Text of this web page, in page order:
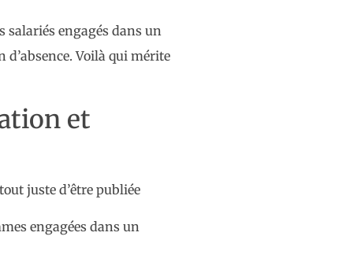
salariés engagés dans un
Voilà qui mérite
et
juste d’être publiée
engagées dans un